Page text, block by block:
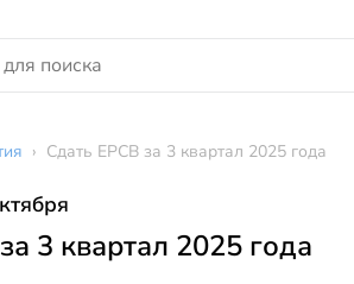
› Сдать ЕРСВ за 3 квартал 2025 года
3 квартал 2025 года